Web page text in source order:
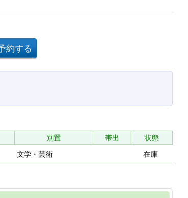
別置 帯出
状態
文学・芸術 在庫